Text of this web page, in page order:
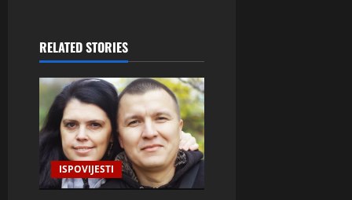
RELATED STORIES
ISPOVIJESTI